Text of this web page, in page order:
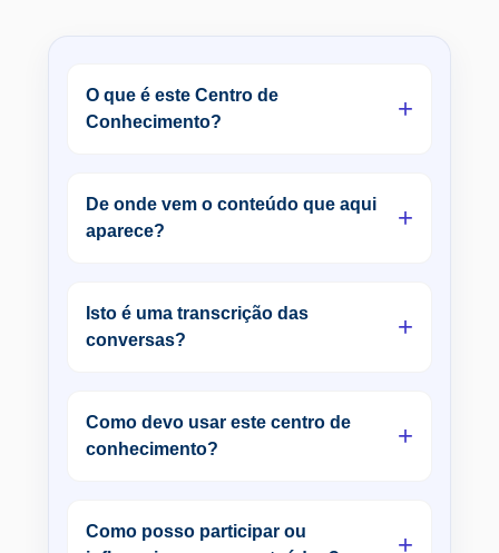
O que é este Centro de
Conhecimento?
+
De onde vem o conteúdo que aqui
aparece?
+
Isto é uma transcrição das
conversas?
+
Como devo usar este centro de
conhecimento?
+
Como posso participar ou
+